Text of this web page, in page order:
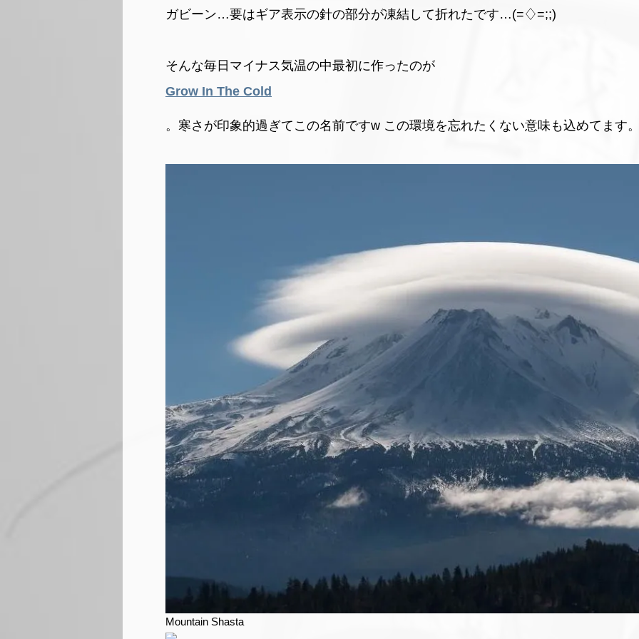
ガビーン…要はギア表示の針の部分が凍結して折れたです…(=♢=;;)
そんな毎日マイナス気温の中最初に作ったのが
Grow In The Cold
。寒さが印象的過ぎてこの名前ですw この環境を忘れたくない意味も込めてます
Mountain Shasta